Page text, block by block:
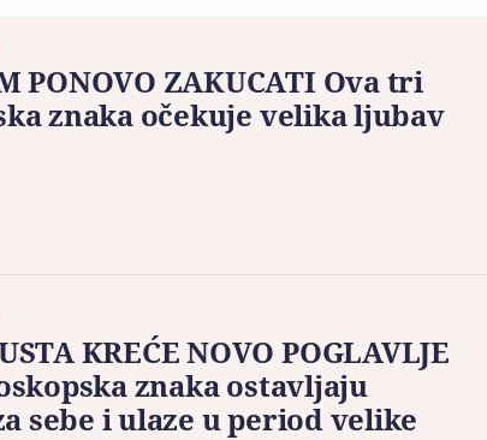
PONOVO ZAKUCATI Ova tri
znaka očekuje velika ljubav
KREĆE NOVO POGLAVLJE
znaka ostavljaju
sebe i ulaze u period velike